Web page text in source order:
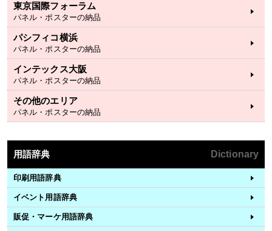
東京国際フォーラム
パネル・ポスターの納品
パシフィコ横浜
パネル・ポスターの納品
インテックス大阪
パネル・ポスターの納品
その他のエリア
パネル・ポスターの納品
用語辞典 Dictionary
印刷用語辞典
イベント用語辞典
販促・マーケ用語辞典